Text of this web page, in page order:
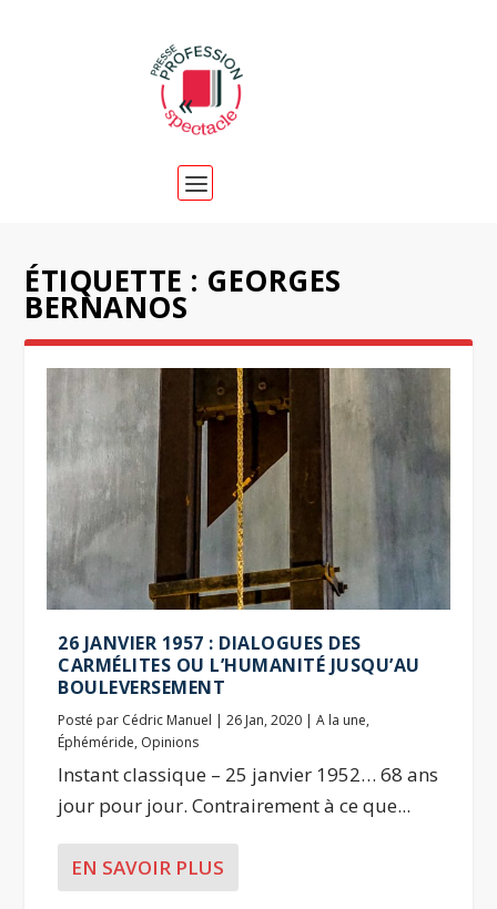
ÉTIQUETTE : GEORGES
BERNANOS
26 JANVIER 1957 : DIALOGUES DES
CARMÉLITES OU L’HUMANITÉ JUSQU’AU
BOULEVERSEMENT
Posté par Cédric Manuel |26 Jan, 2020 |A la une,
Éphéméride, Opinions
Instant classique – 25 janvier 1952… 68 ans
jour pour jour. Contrairement à ce que...
EN SAVOIR PLUS